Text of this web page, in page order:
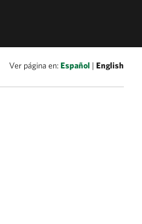
Ver página en:Español | English